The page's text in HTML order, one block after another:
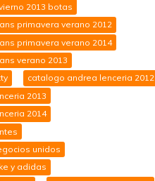
2013 botas
primavera verano 2012
primavera verano 2014
verano 2013
catalogo andrea lenceria 2012
2013
2014
unidos
y adidas